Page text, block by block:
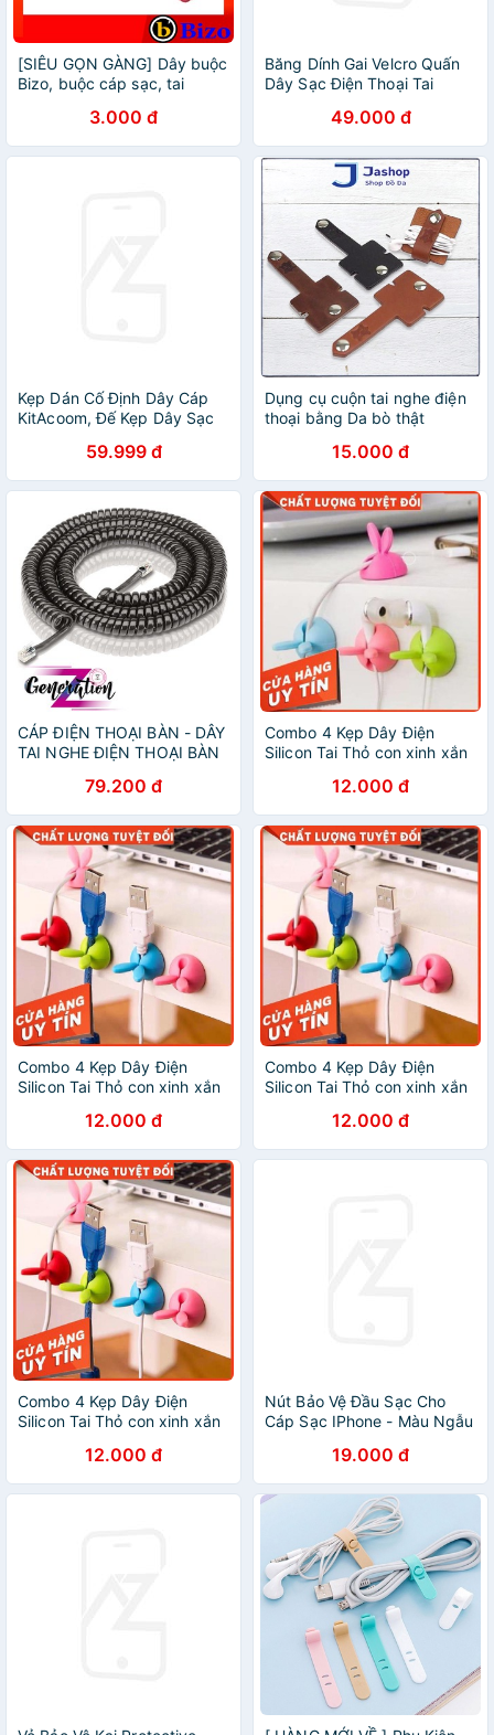
[SIÊU GỌN GÀNG] Dây buộc
Bizo, buộc cáp sạc, tai
chống đứt, và gọn gàng
3.000 đ
Băng Dính Gai Velcro Quấn
Dây Sạc Điện Thoại Tai
Đa Năng Sáng Tạo - Hàng
Nhập Khẩu
49.000 đ
Kẹp Dán Cố Định Dây Cáp
KitAcoom, Đế Kẹp Dây Sạc
Cáp Chuột Máy Tính - Hàng
Chính Hãng
59.999 đ
Dụng cụ cuộn tai nghe điện
thoại bằng Da bò thật
ngẫu nhiên, kẹp dây tai
nghe cáp sạc
15.000 đ
CÁP ĐIỆN THOẠI BÀN - DÂY
TAI NGHE ĐIỆN THOẠI BÀN
79.200 đ
Combo 4 Kẹp Dây Điện
Silicon Tai Thỏ con xinh xắn
nghe điện thoại,laptop K136
12.000 đ
Combo 4 Kẹp Dây Điện
Silicon Tai Thỏ con xinh xắn
nghe điện thoại,laptop K136
12.000 đ
Combo 4 Kẹp Dây Điện
Silicon Tai Thỏ con xinh xắn
nghe điện thoại,laptop K136
12.000 đ
Combo 4 Kẹp Dây Điện
Silicon Tai Thỏ con xinh xắn
nghe điện thoại,laptop K136
12.000 đ
Nút Bảo Vệ Đầu Sạc Cho
Cáp Sạc IPhone - Màu Ngẫu
Hàng chính hãng
19.000 đ